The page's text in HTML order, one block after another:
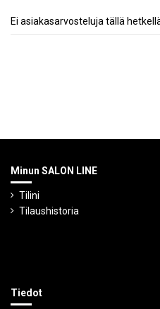
Ei asiakasarvosteluja tällä
Minun SALON LINE
Tilini
Tilaushistoria
Tiedot